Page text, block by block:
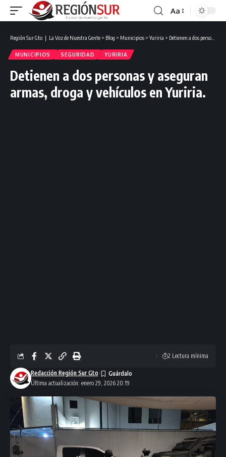
Aa
Región Sur Gto ❘ La Voz de Nuestra Gente > Blog > Municipios >Yuriria > Detienen a dos personas y aseguran armas, droga y vehículos en Yuriria.
MUNICIPIOS SEGURIDAD YURIRIA
Detienen a dos personas y aseguran
armas, droga y vehículos en Yuriria.
Última actualización: enero 29, 2026 20:19
Redacción Región Sur Gto
2 Lectura mínima